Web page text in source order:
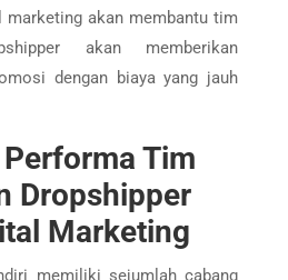
marketing akan membantu tim
akan memberikan
dengan biaya yang jauh
Tim
Dropshipper
Marketing
memiliki sejumlah cabang